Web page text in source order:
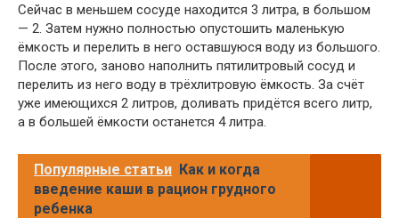
Сейчас в меньшем сосуде находится 3 литра, в большом
— 2. Затем нужно полностью опустошить маленькую
ёмкость и перелить в него оставшуюся воду из большого.
После этого, заново наполнить пятилитровый сосуд и
перелить из него воду в трёхлитровую ёмкость. За счёт
уже имеющихся 2 литров, доливать придётся всего литр,
а в большей ёмкости останется 4 литра.
Популярные статьи Как и когда
введение каши в рацион грудного
ребенка